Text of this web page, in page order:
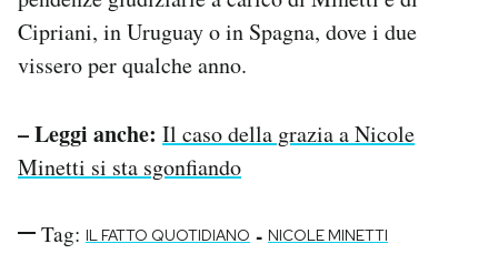
Cipriani, in Uruguay o in Spagna, dove i due
vissero per qualche anno.
– Leggi anche: Il caso della grazia a Nicole
Minetti si sta sgonfiando
Tag: IL FATTO QUOTIDIANO - NICOLE MINETTI